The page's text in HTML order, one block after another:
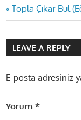
Yazı
Previous
Post:
Topla Çıkar Bul
LEAVE A REPLY
E-posta adresiniz
Yorum*